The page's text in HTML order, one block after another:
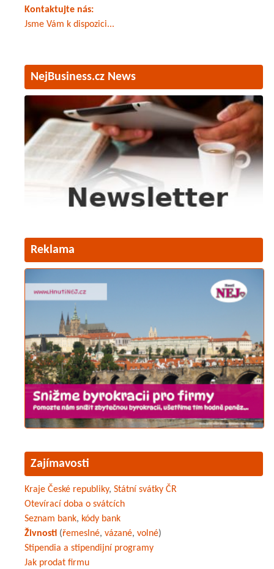
Kontaktujte nás:
Jsme Vám k dispozici...
NejBusiness.cz News
Reklama
Zajímavosti
Kraje České republiky, Státní svátky ČR
Otevírací doba o svátcích
Seznam bank, kódy bank
Živnosti (řemeslné, vázané, volné)
Stipendia a stipendijní programy
Jak prodat firmu